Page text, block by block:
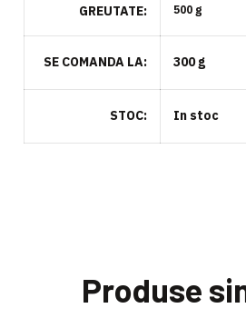
GREUTATE 500 g
SE COMANDA LA 300 g
STOC In stoc
Produse